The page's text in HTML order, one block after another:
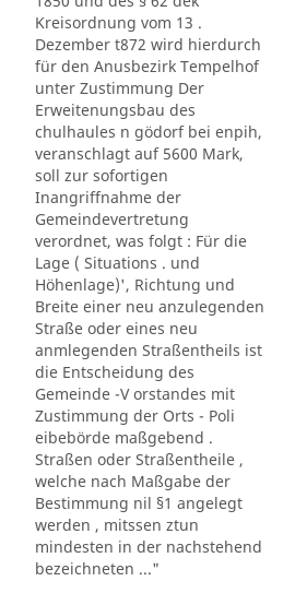
Kreisordnung vom 13 .
Dezember t872 wird hierdurch
für den Anusbezirk Tempelhof
unter Zustimmung Der
Erweitenungsbau des
chulhaules n gödorf bei enpih,
veranschlagt auf 5600 Mark,
soll zur sofortigen
Inangriffnahme der
Gemeindevertretung
verordnet, was folgt : Für die
Lage ( Situations . und
Höhenlage)', Richtung und
Breite einer neu anzulegenden
Straße oder eines neu
anmlegenden Straßentheils ist
die Entscheidung des
Gemeinde -V orstandes mit
Zustimmung der Orts - Poli
eibebörde maßgebend .
Straßen oder Straßentheile ,
welche nach Maßgabe der
Bestimmung nil §1 angelegt
werden , mitssen ztun
mindesten in der nachstehend
bezeichneten ..."